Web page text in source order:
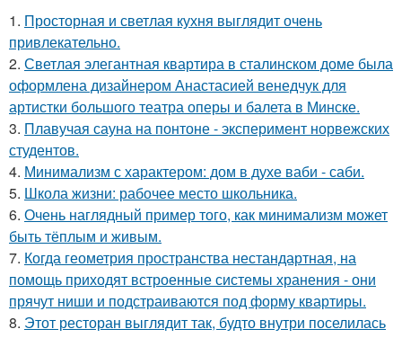
1. Просторная и светлая кухня выглядит очень
привлекательно.
2. Светлая элегантная квартира в сталинском доме была
оформлена дизайнером Анастасией венедчук для
артистки большого театра оперы и балета в Минске.
3. Плавучая сауна на понтоне - эксперимент норвежских
студентов.
4. Минимализм с характером: дом в духе ваби - саби.
5. Школа жизни: рабочее место школьника.
6. Очень наглядный пример того, как минимализм может
быть тёплым и живым.
7. Когда геометрия пространства нестандартная, на
помощь приходят встроенные системы хранения - они
прячут ниши и подстраиваются под форму квартиры.
8. Этот ресторан выглядит так, будто внутри поселилась